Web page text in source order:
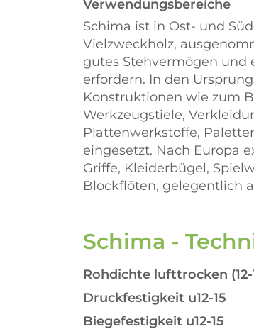
Verwendungsbereiche
Schima ist in Ost- und
Vielzweckholz,
gutes Stehvermögen und
erfordern. In den
Konstruktionen wie zum
Werkzeugstiele,
Plattenwerkstoffe,
eingesetzt. Nach Europa
Griffe, Kleiderbügel,
Blockflöten, gelegentlich
Schima -
Rohdichte lufttrocken (12-
Druckfestigkeit u12-15
Biegefestigkeit u12-15